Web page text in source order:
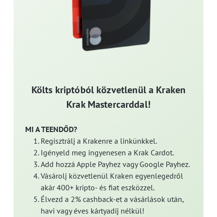
Költs kriptóból közvetlenül a Kraken
Krak Mastercarddal!
MI A TEENDŐD?
Regisztrálj a Krakenre a linkünkkel.
Igényeld meg ingyenesen a Krak Cardot.
Add hozzá Apple Payhez vagy Google Payhez.
Vásárolj közvetlenül Kraken egyenlegedről
akár 400+ kripto- és fiat eszközzel.
Élvezd a 2% cashback-et a vásárlások után,
havi vagy éves kártyadíj nélkül!